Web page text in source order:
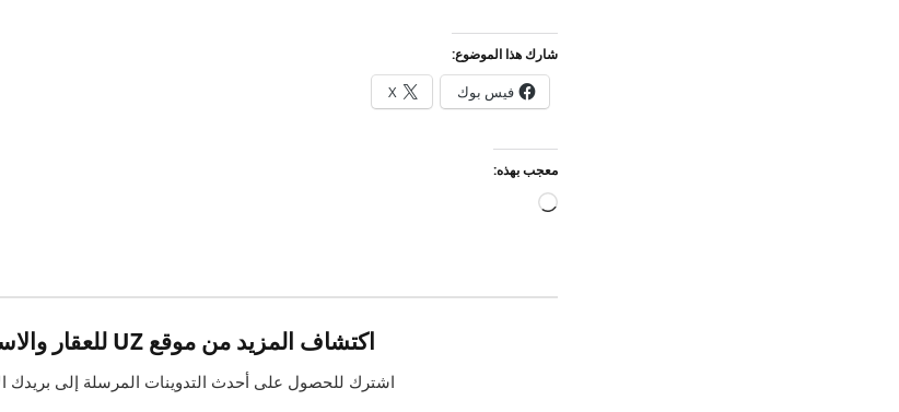
شارك هذا الموضوع:
فيس بوك X
معجب بهذه:
جاري
اكتشاف المزيد من موقع UZ للعقار والاستثمار
اشترك للحصول على أحدث التدوينات المرسلة إلى بريدك